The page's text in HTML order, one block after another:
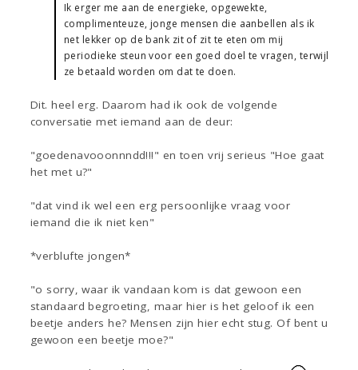
Ik erger me aan de energieke, opgewekte,
complimenteuze, jonge mensen die aanbellen als ik
net lekker op de bank zit of zit te eten om mij
periodieke steun voor een goed doel te vragen, terwijl
ze betaald worden om dat te doen.
Dit. heel erg. Daarom had ik ook de volgende
conversatie met iemand aan de deur:
"goedenavooonnndd!!!" en toen vrij serieus "Hoe gaat
het met u?"
"dat vind ik wel een erg persoonlijke vraag voor
iemand die ik niet ken"
*verblufte jongen*
"o sorry, waar ik vandaan kom is dat gewoon een
standaard begroeting, maar hier is het geloof ik een
beetje anders he? Mensen zijn hier echt stug. Of bent u
gewoon een beetje moe?"